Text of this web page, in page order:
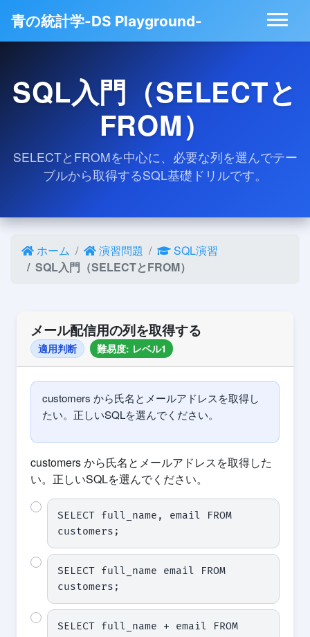
青の統計学-DS Playground-
SQL入門（SELECTと
FROM）
SELECTとFROMを中心に、必要な列を選んでテー
ブルから取得するSQL基礎ドリルです。
ホーム 演習問題
SQL演習
SQL入門（SELECTとFROM）
メール配信用の列を取得する
適用判断 難易度: レベル1
customers から氏名とメールアドレスを取得し
たい。正しいSQLを選んでください。
customers から氏名とメールアドレスを取得した
い。正しいSQLを選んでください。
SELECT full_name, email FROM
customers;
SELECT full_name email FROM
customers;
SELECT full_name + email FROM